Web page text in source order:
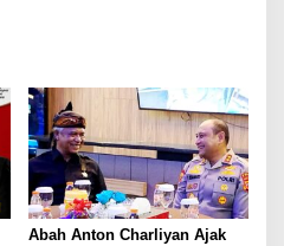
Abah Anton Charliyan Ajak